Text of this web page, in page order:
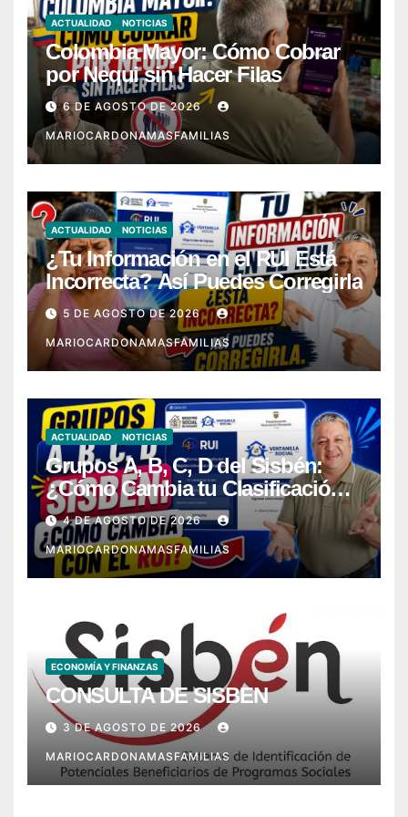
ACTUALIDAD NOTICIAS
Colombia Mayor: Cómo Cobrar
por Nequi sin Hacer Filas
6 DE AGOSTO DE 2026
MARIOCARDONAMASFAMILIAS
ACTUALIDAD NOTICIAS
¿Tu Información en el RUI Está
Incorrecta? Así Puedes Corregirla
5 DE AGOSTO DE 2026
MARIOCARDONAMASFAMILIAS
ACTUALIDAD NOTICIAS
Grupos A, B, C, D del Sisbén:
¿Cómo Cambia tu Clasificación
con el RUI?
4 DE AGOSTO DE 2026
MARIOCARDONAMASFAMILIAS
ECONOMÍA Y FINANZAS
CONSULTA DE SISBEN
3 DE AGOSTO DE 2026
MARIOCARDONAMASFAMILIAS